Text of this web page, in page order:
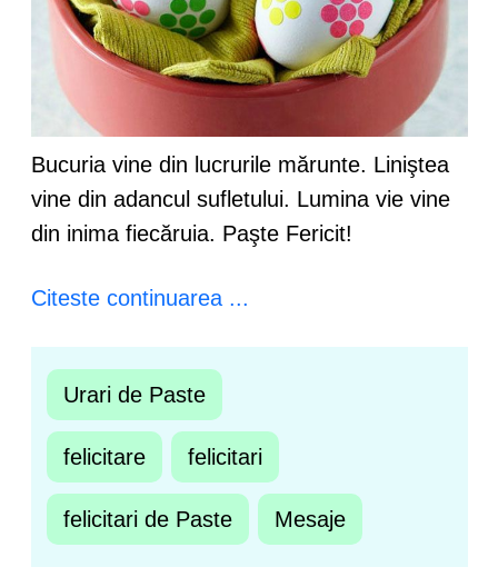
Bucuria vine din lucrurile mărunte. Liniştea
vine din adancul sufletului. Lumina vie vine
din inima fiecăruia. Paşte Fericit!
Citeste continuarea ...
Urari de Paste
felicitare felicitari
felicitari de Paste Mesaje